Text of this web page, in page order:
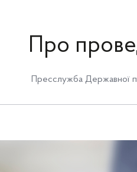
Про
Пресслужба Державної